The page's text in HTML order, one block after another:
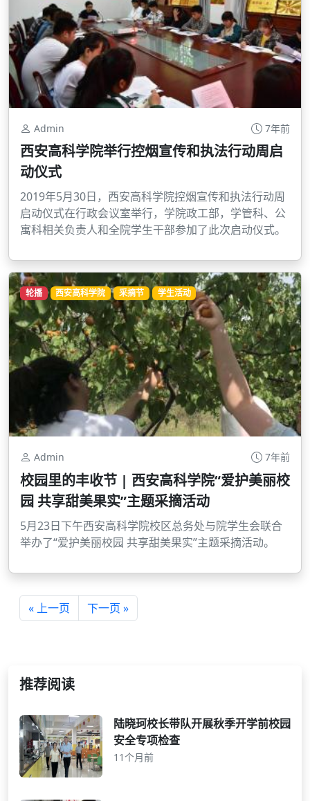
Admin 7年前
西安高科学院举行控烟宣传和执法行动周启
动仪式
2019年5月30日，西安高科学院控烟宣传和执法行动周
启动仪式在行政会议室举行，学院政工部，学管科、公
寓科相关负责人和全院学生干部参加了此次启动仪式。
轮播 西安高科学院 采摘节 学生活动
Admin 7年前
校园里的丰收节 | 西安高科学院“爱护美丽校
园 共享甜美果实”主题采摘活动
5月23日下午西安高科学院校区总务处与院学生会联合
举办了“爱护美丽校园 共享甜美果实”主题采摘活动。
« 上一页 下一页 »
推荐阅读
陆晓珂校长带队开展秋季开学前校园
安全专项检查
11个月前